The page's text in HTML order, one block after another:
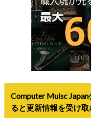
Computer Muisc
ると更新情報を受け